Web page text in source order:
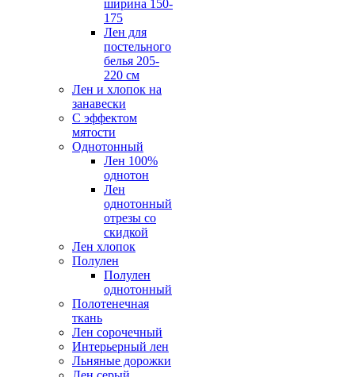
ширина 150-
175
Лен для
постельного
белья 205-
220 см
Лен и хлопок на
занавески
С эффектом
мятости
Однотонный
Лен 100%
однотон
Лен
однотонный
отрезы со
скидкой
Лен хлопок
Полулен
Полулен
однотонный
Полотенечная
ткань
Лен сорочечный
Интерьерный лен
Льняные дорожки